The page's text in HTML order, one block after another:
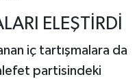
ELEŞTİRDİ
iç tartışmalara da
partisindeki